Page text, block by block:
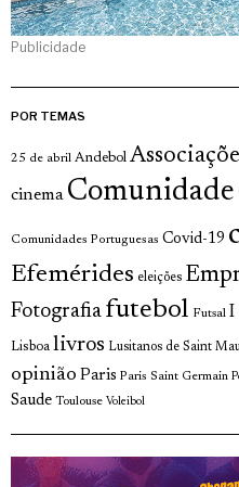
Publicidade
POR TEMAS
25 de abril Andebol
cinema Comunidade
Comunidades Portuguesas Covid-19
Efemérides eleições
Fotografia futebol Futsal I
Lisboa livros Lusitanos de Saint
opinião Paris Paris Saint Germain
Saude Toulouse Voleibol